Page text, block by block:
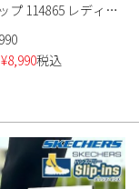
プ 114865 レディー
¥8,990税込